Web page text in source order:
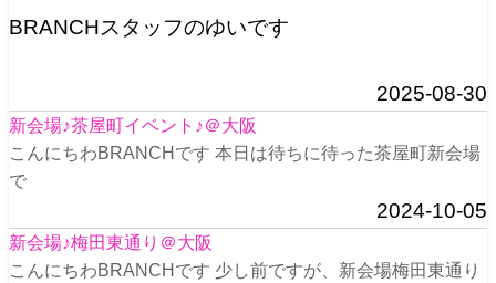
BRANCHスタッフのゆいです
2025-08-30
新会場♪茶屋町イベント♪＠大阪
こんにちわBRANCHです 本日は待ちに待った茶屋町新会場
で
2024-10-05
新会場♪梅田東通り＠大阪
こんにちわBRANCHです 少し前ですが、新会場梅田東通り